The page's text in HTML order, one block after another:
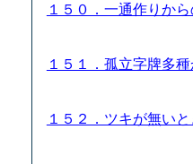
１５０．一通作りか
１５１．孤立字牌多
１５２．ツキが無い